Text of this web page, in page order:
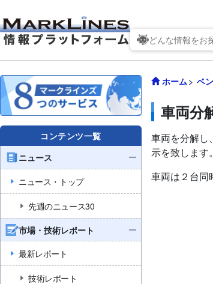
コンテンツ一覧
ニュース
ニュース・トップ
先週のニュース30
市場・技術レポート
最新レポート
技術レポート
ホーム ベ
車両分
車両を分解し
示を致します。
車両は２台同